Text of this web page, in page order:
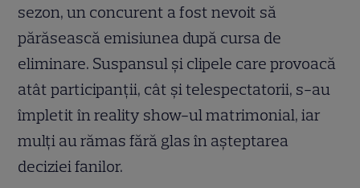
sezon, un concurent a fost nevoit să
părăsească emisiunea după cursa de
eliminare. Suspansul și clipele care provoacă
atât participanții, cât și telespectatorii, s-au
împletit în reality show-ul matrimonial, iar
mulți au rămas fără glas în așteptarea
deciziei fanilor.